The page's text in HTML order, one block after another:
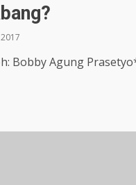
Bobby Agung